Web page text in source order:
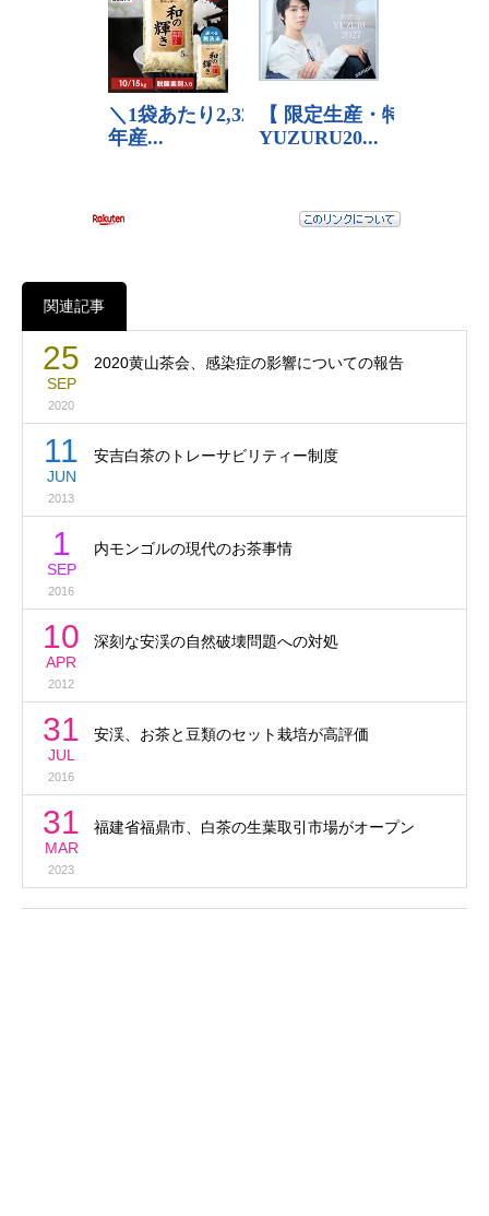
関連記事
25
SEP
2020
2020黄山茶会、感染症の影響についての報告
11
JUN
2013
安吉白茶のトレーサビリティー制度
1
SEP
2016
内モンゴルの現代のお茶事情
10
APR
2012
深刻な安渓の自然破壊問題への対処
31
JUL
2016
安渓、お茶と豆類のセット栽培が高評価
31
MAR
2023
福建省福鼎市、白茶の生葉取引市場がオープン